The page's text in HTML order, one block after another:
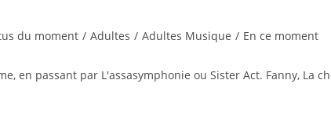
du moment / Adultes / Adultes Musique / En ce moment
en passant par L'assasymphonie ou Sister Act. Fanny, La